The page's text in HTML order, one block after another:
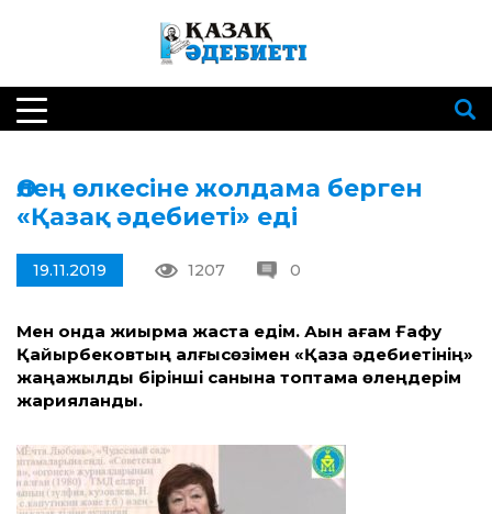
Өлең өлкесіне жолдама берген
«Қазақ әдебиеті» еді
19.11.2019 1207 0
Мен онда жиырма жаста едім. Ақын ағам Ғафу
Қайырбековтың алғысөзімен «Қазақ әдебиетінің»
жаңажылдық бірінші санына топтама өлеңдерім
жарияланды.